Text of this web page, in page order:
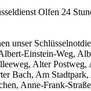
Olfen 24
unser
Einstein-Weg,
Alter
Bach, Am
Anne-Frank-